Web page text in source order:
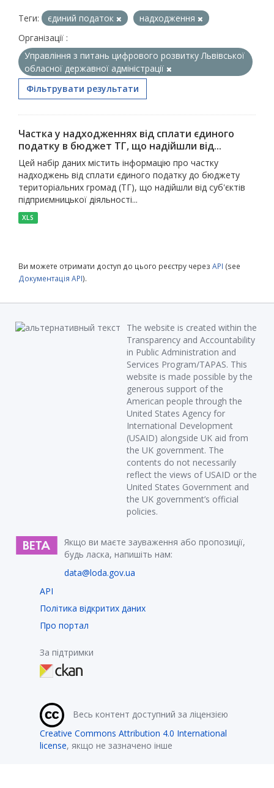
Теги: єдиний податок
надходження
Організації :
Управління з питань цифрового розвитку Львівської
обласної державної адміністрації
Фільтрувати результати
Частка у надходженнях від сплати єдиного
податку в бюджет ТГ, що надійшли від...
Цей набір даних містить інформацію про частку
надходжень від сплати єдиного податку до бюджету
територіальних громад (ТГ), що надійшли від суб'єктів
підприємницької діяльності...
XLS
Ви можете отримати доступ до цього реєстру через API (see
Документація API).
The website is created within the
Transparency and Accountability
in Public Administration and
Services Program/TAPAS. This
website is made possible by the
generous support of the
American people through the
United States Agency for
International Development
(USAID) alongside UK aid from
the UK government. The
contents do not necessarily
reflect the views of USAID or the
United States Government and
the UK government’s official
policies.
Якщо ви маєте зауваження або пропозиції,
будь ласка, напишіть нам:
data@loda.gov.ua
API
Політика відкритих даних
Про портал
За підтримки
Весь контент доступний за ліцензією
Creative Commons Attribution 4.0 International
license, якщо не зазначено інше